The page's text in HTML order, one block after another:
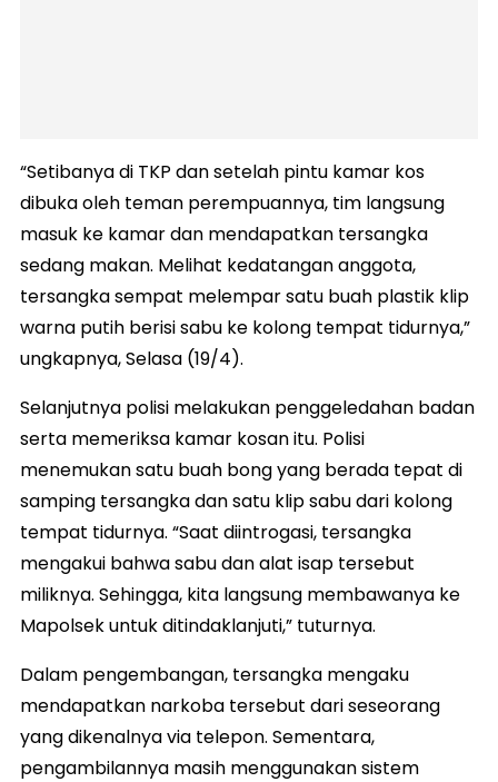
“Setibanya di TKP dan setelah pintu kamar kos
dibuka oleh teman perempuannya, tim langsung
masuk ke kamar dan mendapatkan tersangka
sedang makan. Melihat kedatangan anggota,
tersangka sempat melempar satu buah plastik klip
warna putih berisi sabu ke kolong tempat tidurnya,”
ungkapnya, Selasa (19/4).
Selanjutnya polisi melakukan penggeledahan badan
serta memeriksa kamar kosan itu. Polisi
menemukan satu buah bong yang berada tepat di
samping tersangka dan satu klip sabu dari kolong
tempat tidurnya. “Saat diintrogasi, tersangka
mengakui bahwa sabu dan alat isap tersebut
miliknya. Sehingga, kita langsung membawanya ke
Mapolsek untuk ditindaklanjuti,” tuturnya.
Dalam pengembangan, tersangka mengaku
mendapatkan narkoba tersebut dari seseorang
yang dikenalnya via telepon. Sementara,
pengambilannya masih menggunakan sistem